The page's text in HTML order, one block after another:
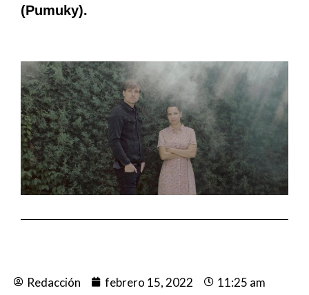
(Pumuky).
Redacción febrero 15, 2022
11:25 am